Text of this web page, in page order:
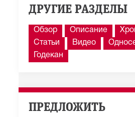
ДРУГИЕ РАЗДЕЛЫ
Обзор Описание
Статьи
Видео
Годекан
ПРЕДЛОЖИТЬ